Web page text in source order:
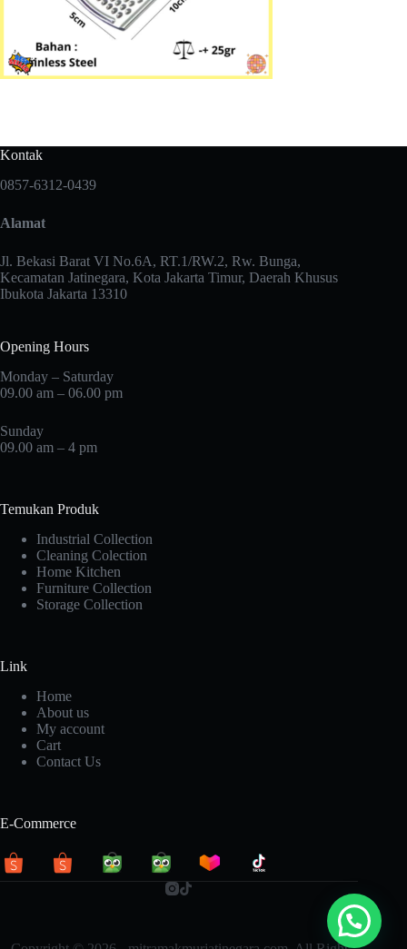
Kontak
0857-6312-0439
Alamat
Jl. Bekasi Barat VI No.6A, RT.1/RW.2, Rw. Bunga,
Kecamatan Jatinegara, Kota Jakarta Timur, Daerah Khusus
Ibukota Jakarta 13310
Opening Hours
Monday – Saturday
09.00 am – 06.00 pm
Sunday
09.00 am – 4 pm
Temukan Produk
Industrial Collection
Cleaning Colection
Home Kitchen
Furniture Collection
Storage Collection
Link
Home
About us
My account
Cart
Contact Us
E-Commerce